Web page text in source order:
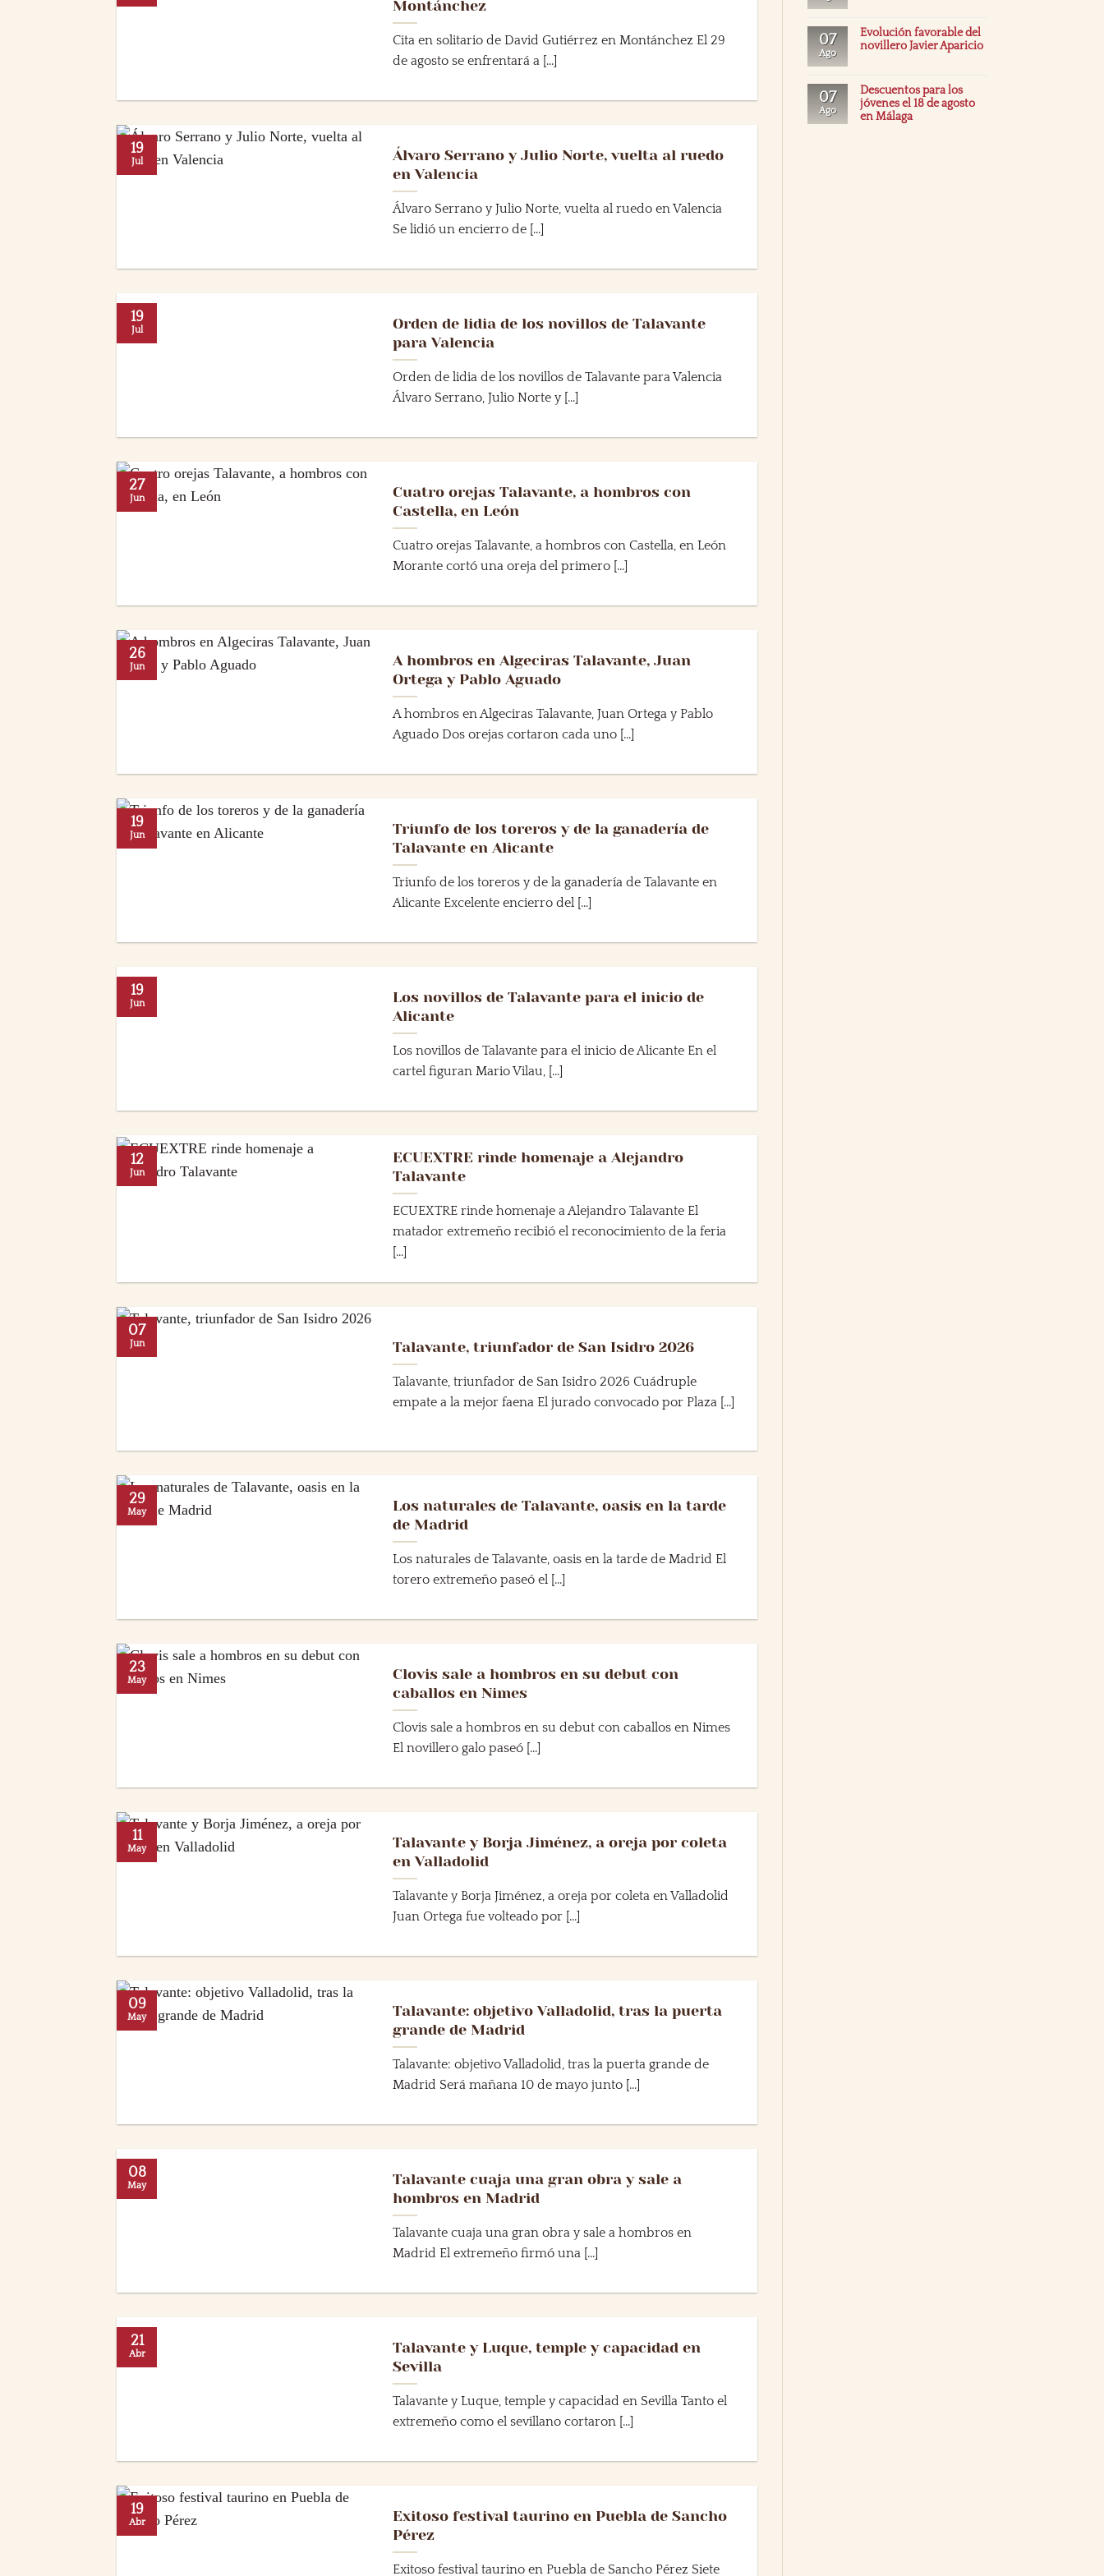
Montánchez
Cita en solitario de David Gutiérrez en Montánchez El 29
de agosto se enfrentará a [...]
Álvaro Serrano y Julio Norte, vuelta al ruedo
en Valencia
Álvaro Serrano y Julio Norte, vuelta al ruedo en Valencia
Se lidió un encierro de [...]
19
Jul
Orden de lidia de los novillos de Talavante
para Valencia
Orden de lidia de los novillos de Talavante para Valencia
Álvaro Serrano, Julio Norte y [...]
19
Jul
Cuatro orejas Talavante, a hombros con
Castella, en León
Cuatro orejas Talavante, a hombros con Castella, en León
Morante cortó una oreja del primero [...]
27
Jun
A hombros en Algeciras Talavante, Juan
Ortega y Pablo Aguado
A hombros en Algeciras Talavante, Juan Ortega y Pablo
Aguado Dos orejas cortaron cada uno [...]
26
Jun
Triunfo de los toreros y de la ganadería de
Talavante en Alicante
Triunfo de los toreros y de la ganadería de Talavante en
Alicante Excelente encierro del [...]
19
Jun
Los novillos de Talavante para el inicio de
Alicante
Los novillos de Talavante para el inicio de Alicante En el
cartel figuran Mario Vilau, [...]
19
Jun
ECUEXTRE rinde homenaje a Alejandro
Talavante
ECUEXTRE rinde homenaje a Alejandro Talavante El
matador extremeño recibió el reconocimiento de la feria
[...]
12
Jun
Talavante, triunfador de San Isidro 2026
Talavante, triunfador de San Isidro 2026 Cuádruple
empate a la mejor faena El jurado convocado por Plaza [...]
07
Jun
Los naturales de Talavante, oasis en la tarde
de Madrid
Los naturales de Talavante, oasis en la tarde de Madrid El
torero extremeño paseó el [...]
29
May
Clovis sale a hombros en su debut con
caballos en Nimes
Clovis sale a hombros en su debut con caballos en Nimes
El novillero galo paseó [...]
23
May
Talavante y Borja Jiménez, a oreja por coleta
en Valladolid
Talavante y Borja Jiménez, a oreja por coleta en Valladolid
Juan Ortega fue volteado por [...]
11
May
Talavante: objetivo Valladolid, tras la puerta
grande de Madrid
Talavante: objetivo Valladolid, tras la puerta grande de
Madrid Será mañana 10 de mayo junto [...]
09
May
Talavante cuaja una gran obra y sale a
hombros en Madrid
Talavante cuaja una gran obra y sale a hombros en
Madrid El extremeño firmó una [...]
08
May
Talavante y Luque, temple y capacidad en
Sevilla
Talavante y Luque, temple y capacidad en Sevilla Tanto el
extremeño como el sevillano cortaron [...]
21
Abr
Exitoso festival taurino en Puebla de Sancho
Pérez
Exitoso festival taurino en Puebla de Sancho Pérez Siete
19
Abr
07
Ago
Evolución favorable del
novillero Javier Aparicio
07
Ago
Descuentos para los
jóvenes el 18 de agosto
en Málaga